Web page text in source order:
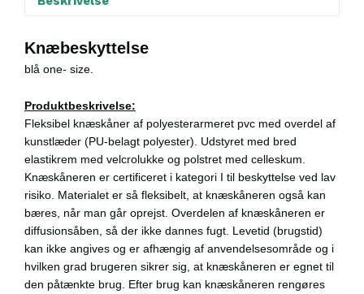
Knæbeskyttelse
blå one- size.
Produktbeskrivelse:
Fleksibel knæskåner af polyesterarmeret pvc med overdel af
kunstlæder (PU-belagt polyester). Udstyret med bred
elastikrem med velcrolukke og polstret med celleskum.
Knæskåneren er certificeret i kategori I til beskyttelse ved lav
risiko. Materialet er så fleksibelt, at knæskåneren også kan
bæres, når man går oprejst. Overdelen af knæskåneren er
diffusionsåben, så der ikke dannes fugt. Levetid (brugstid)
kan ikke angives og er afhængig af anvendelsesområde og i
hvilken grad brugeren sikrer sig, at knæskåneren er egnet til
den påtænkte brug. Efter brug kan knæskåneren rengøres